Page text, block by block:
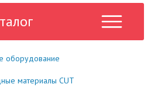
отсутствует на
оборудование
материалы CUT